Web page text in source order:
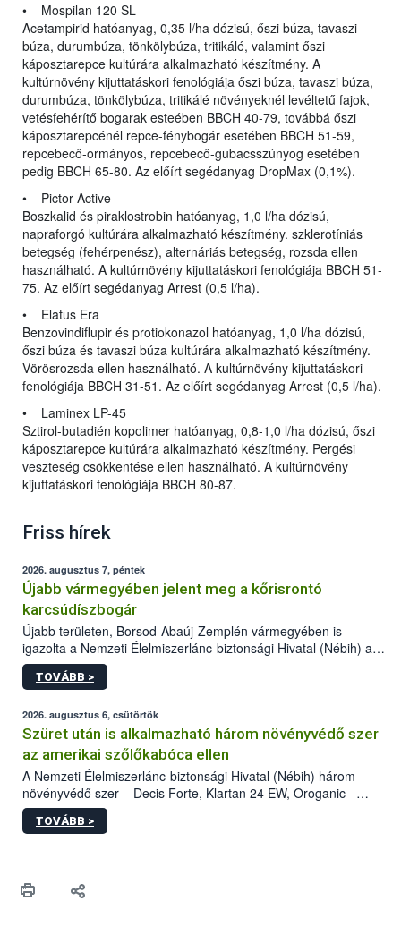
• Mospilan 120 SL
Acetampirid hatóanyag, 0,35 l/ha dózisú, őszi búza, tavaszi
búza, durumbúza, tönkölybúza, tritikálé, valamint őszi
káposztarepce kultúrára alkalmazható készítmény. A
kultúrnövény kijuttatáskori fenológiája őszi búza, tavaszi búza,
durumbúza, tönkölybúza, tritikálé növényeknél levéltetű fajok,
vetésfehérítő bogarak esteében BBCH 40-79, továbbá őszi
káposztarepcénél repce-fénybogár esetében BBCH 51-59,
repcebecő-ormányos, repcebecő-gubacsszúnyog esetében
pedig BBCH 65-80. Az előírt segédanyag DropMax (0,1%).
• Pictor Active
Boszkalid és piraklostrobin hatóanyag, 1,0 l/ha dózisú,
napraforgó kultúrára alkalmazható készítmény. szklerotíniás
betegség (fehérpenész), alternáriás betegség, rozsda ellen
használható. A kultúrnövény kijuttatáskori fenológiája BBCH 51-
75. Az előírt segédanyag Arrest (0,5 l/ha).
• Elatus Era
Benzovindiflupir és protiokonazol hatóanyag, 1,0 l/ha dózisú,
őszi búza és tavaszi búza kultúrára alkalmazható készítmény.
Vörösrozsda ellen használható. A kultúrnövény kijuttatáskori
fenológiája BBCH 31-51. Az előírt segédanyag Arrest (0,5 l/ha).
• Laminex LP-45
Sztirol-butadién kopolimer hatóanyag, 0,8-1,0 l/ha dózisú, őszi
káposztarepce kultúrára alkalmazható készítmény. Pergési
veszteség csökkentése ellen használható. A kultúrnövény
kijuttatáskori fenológiája BBCH 80-87.
Friss hírek
2026. augusztus 7, péntek
Újabb vármegyében jelent meg a kőrisrontó
karcsúdíszbogár
Újabb területen, Borsod-Abaúj-Zemplén vármegyében is
igazolta a Nemzeti Élelmiszerlánc-biztonsági Hivatal (Nébih) a
kőrisrontó karcsúdíszbogár (Agrilus planipennis) jelenlétét. A
kártevőt nem csak színcsapdában találták meg, de már fertőzött
az intenzív felderítést, emellett az intézkedéseket a szlovák
hatósággal is összehangolják a terjedés megállítása érdekében.
TOVÁBB >
2026. augusztus 6, csütörtök
Szüret után is alkalmazható három növényvédő szer
az amerikai szőlőkabóca ellen
A Nemzeti Élelmiszerlánc-biztonsági Hivatal (Nébih) három
növényvédő szer – Decis Forte, Klartan 24 EW, Oroganic –
engedélyokiratát módosította, így azok a szüretet követően,
egészen a vesszőérettség (BBCH 91) stádiumáig
érésű szőlőkben is legyen lehetőség a károsító elleni további
felhasználók számára is elérhető és ökológiai termesztésben is
TOVÁBB >